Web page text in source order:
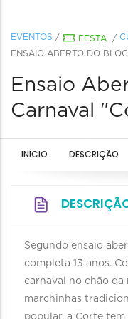
EVENTOS / FESTA /
ENSAIO ABERTO DO
Ensaio
Carnaval
INÍCIO DESCRIÇÃO
Segundo ensaio
completa 13 anos.
carnaval no chão da
marchinhas
popular, a Corte